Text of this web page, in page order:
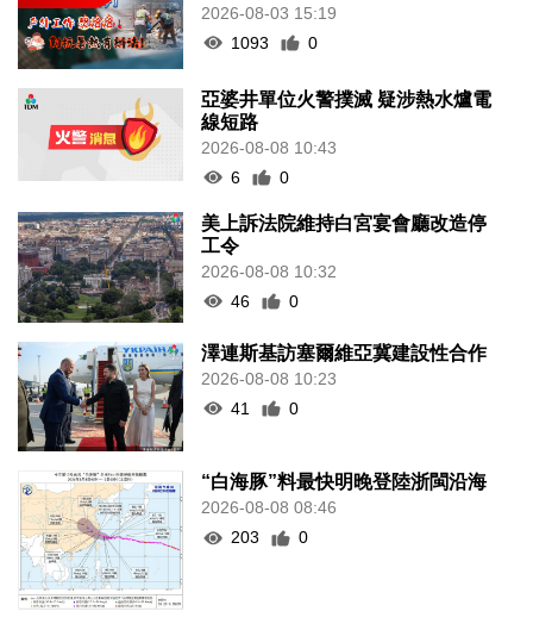
2026-08-03 15:19
1093
0
亞婆井單位火警撲滅 疑涉熱水爐電
線短路
2026-08-08 10:43
6
0
美上訴法院維持白宮宴會廳改造停
工令
2026-08-08 10:32
46
0
澤連斯基訪塞爾維亞冀建設性合作
2026-08-08 10:23
41
0
“白海豚”料最快明晚登陸浙閩沿海
2026-08-08 08:46
203
0